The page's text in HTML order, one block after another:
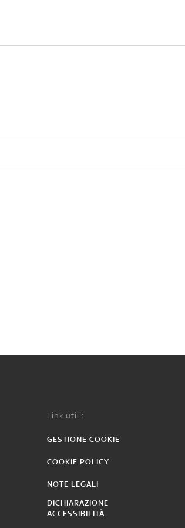
Link utili:
GESTIONE COOKIE
COOKIE POLICY
NOTE LEGALI
DICHIARAZIONE
ACCESSIBILITÀ